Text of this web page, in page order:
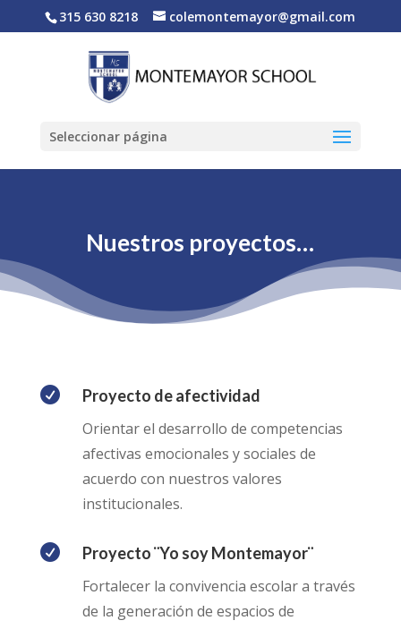
315 630 8218 colemontemayor@gmail.com
Seleccionar página
Nuestros proyectos…

Proyecto de afectividad
Orientar el desarrollo de competencias
afectivas emocionales y sociales de
acuerdo con nuestros valores
institucionales.

Proyecto ¨Yo soy Montemayor¨
Fortalecer la convivencia escolar a través
de la generación de espacios de